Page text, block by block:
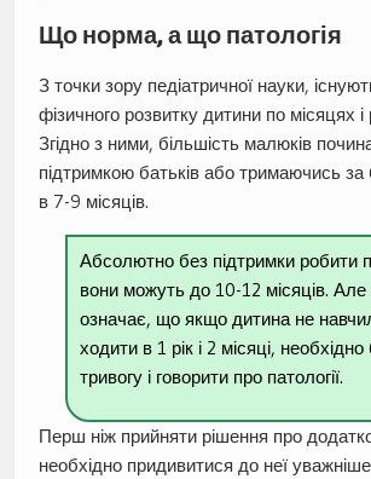
Що норма, а що патологія
З точки зору педіатричної науки,
фізичного розвитку дитини по місяцях
Згідно з ними, більшість малюків
підтримкою батьків або тримаючись за
в 7-9 місяців.
Абсолютно без підтримки робити
вони можуть до 10-12 місяців.
означає, що якщо дитина не
ходити в 1 рік і 2 місяці,
тривогу і говорити про патології.
Перш ніж прийняти рішення про
необхідно придивитися до неї